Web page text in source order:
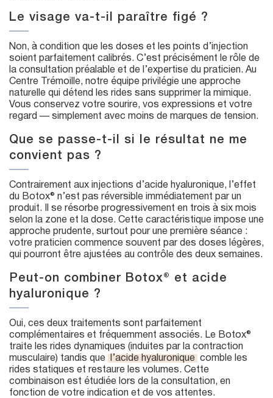
Le visage va-t-il paraître figé ?
Non, à condition que les doses et les points d’injection
soient parfaitement calibrés. C’est précisément le rôle de
la consultation préalable et de l’expertise du praticien. Au
Centre Trémoille, notre équipe privilégie une approche
naturelle qui détend les rides sans supprimer la mimique.
Vous conservez votre sourire, vos expressions et votre
regard — simplement avec moins de marques de tension.
Que se passe-t-il si le résultat ne me
convient pas ?
Contrairement aux injections d’acide hyaluronique, l’effet
du Botox® n’est pas réversible immédiatement par un
produit. Il se résorbe progressivement en trois à six mois
selon la zone et la dose. Cette caractéristique impose une
approche prudente, surtout pour une première séance :
votre praticien commence souvent par des doses légères,
qui pourront être ajustées au contrôle des deux semaines.
Peut-on combiner Botox® et acide
hyaluronique ?
Oui, ces deux traitements sont parfaitement
complémentaires et fréquemment associés. Le Botox®
traite les rides dynamiques (induites par la contraction
musculaire) tandis que
l’acide hyaluronique comble les
rides statiques et restaure les volumes. Cette
combinaison est étudiée lors de la consultation, en
fonction de votre indication et de vos attentes.